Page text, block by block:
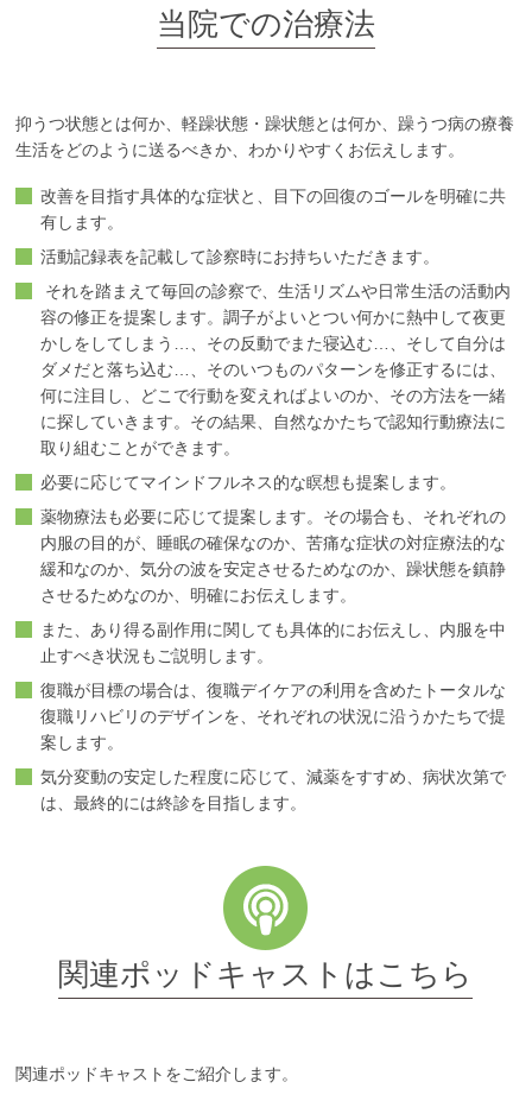
当院での治療法
抑うつ状態とは何か、軽躁状態・躁状態とは何か、躁うつ病の療養
生活をどのように送るべきか、わかりやすくお伝えします。
改善を目指す具体的な症状と、目下の回復のゴールを明確に共
有します。
活動記録表を記載して診察時にお持ちいただきます。
それを踏まえて毎回の診察で、生活リズムや日常生活の活動内
容の修正を提案します。調子がよいとつい何かに熱中して夜更
かしをしてしまう…、その反動でまた寝込む…、そして自分は
ダメだと落ち込む…、そのいつものパターンを修正するには、
何に注目し、どこで行動を変えればよいのか、その方法を一緒
に探していきます。その結果、自然なかたちで認知行動療法に
取り組むことができます。
必要に応じてマインドフルネス的な瞑想も提案します。
薬物療法も必要に応じて提案します。その場合も、それぞれの
内服の目的が、睡眠の確保なのか、苦痛な症状の対症療法的な
緩和なのか、気分の波を安定させるためなのか、躁状態を鎮静
させるためなのか、明確にお伝えします。
また、あり得る副作用に関しても具体的にお伝えし、内服を中
止すべき状況もご説明します。
復職が目標の場合は、復職デイケアの利用を含めたトータルな
復職リハビリのデザインを、それぞれの状況に沿うかたちで提
案します。
気分変動の安定した程度に応じて、減薬をすすめ、病状次第で
は、最終的には終診を目指します。
関連ポッドキャストはこちら
関連ポッドキャストをご紹介します。